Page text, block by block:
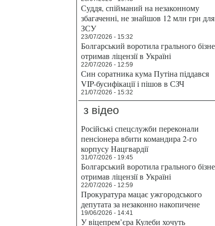
Суддя, спійманий на незаконному
збагаченні, не знайшов 12 млн грн для
ЗСУ
23/07/2026 - 15:32
Болгарський воротила грального
отримав ліцензії в Україні
22/07/2026 - 12:59
Син соратника кума Путіна піддався
VIP-бусифікації і пішов в СЗЧ
21/07/2026 - 15:32
з відео
Російські спецслужби переконали
пенсіонера вбити командира 2-го
корпусу Нацгвардії
31/07/2026 - 19:45
Болгарський воротила грального
отримав ліцензії в Україні
22/07/2026 - 12:59
Прокуратура мацає ужгородського
депутата за незаконно накопичене
19/06/2026 - 14:41
У віцепрем’єра Кулеби хочуть